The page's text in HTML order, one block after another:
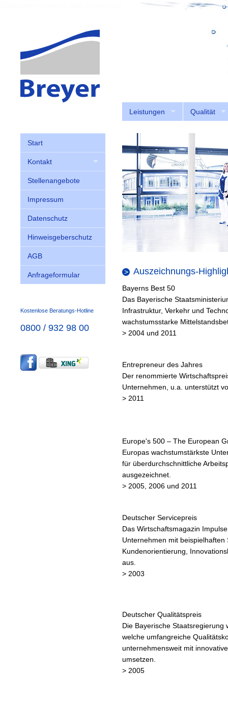
Gebäudereinigung in Bad Grönenbach, Altusried
Leistungen Qualität
Start
Kontakt
Stellenangebote
Impressum
Datenschutz
Hinweisgeberschutz
AGB
Anfrageformular
Kostenlose Beratungs-Hotline
0800 / 932 98 00
Auszeichnungs-
Bayerns Best 50
Das Bayerische
Infrastruktur, Verkehr und
wachstumsstarke
> 2004 und 2011
Entrepreneur des Jahres
Der renommierte
Unternehmen, u.a. unterstützt
> 2011
Europe's 500 – The European
Europas wachstumstärkste
für überdurchschnittliche
ausgezeichnet.
> 2005, 2006 und 2011
Deutscher Servicepreis
Das Wirtschaftsmagazin
Unternehmen mit beispielhaften
Kundenorientierung,
aus.
> 2003
Deutscher Qualitätspreis
Die Bayerische Staatsregierung
welche umfangreiche
unternehmensweit mit
umsetzen.
> 2005